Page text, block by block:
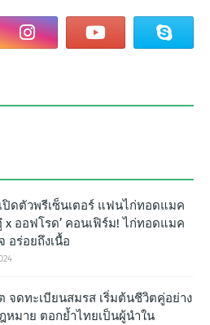
ดตัวพรีเซ็นเตอร์ แฟนไก่ทอดแมค
x ออฟโรด’ คอนเฟิร์ม! ไก่ทอดแมค
อร่อยถึงเนื้อ
จดทะเบียนสมรส เริ่มต้นชีวิตคู่อย่าง
หมาย ตอกย้ำไทยเป็นผู้นำใน